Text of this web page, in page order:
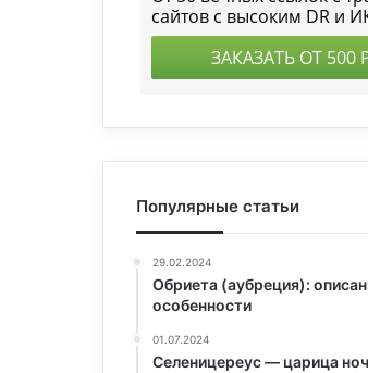
Популярные статьи
29.02.2024
Обриета (аубреция):
особенности
01.07.2024
Селеницереус — царица